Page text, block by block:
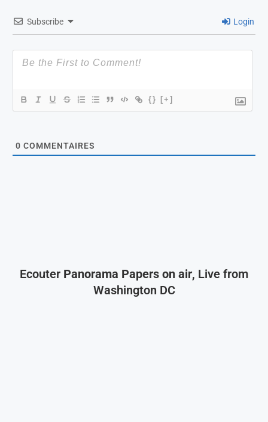
Subscribe Login
{} [+]
0 COMMENTAIRES
Ecouter Panorama Papers on air, Live from
Washington DC